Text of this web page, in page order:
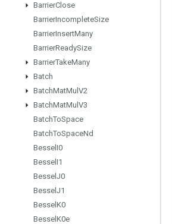
BarrierClose
BarrierIncompleteSize
BarrierInsertMany
BarrierReadySize
BarrierTakeMany
Batch
BatchMatMul V2
BatchMatMul V3
BatchToSpace
BatchToSpaceNd
Bessel I0
Bessel I1
Bessel J0
Bessel J1
Bessel K0
Bessel K0e